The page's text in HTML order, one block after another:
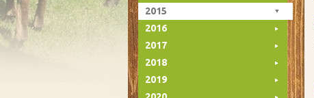
2015
2016
2017
2018
2019